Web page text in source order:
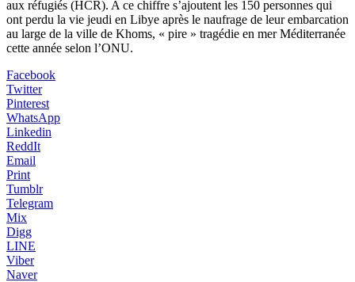
aux réfugiés (HCR). A ce chiffre s’ajoutent les 150 personnes qui
ont perdu la vie jeudi en Libye après le naufrage de leur embarcation
au large de la ville de Khoms, « pire » tragédie en mer Méditerranée
cette année selon l’ONU.
Facebook
Twitter
Pinterest
WhatsApp
Linkedin
ReddIt
Email
Print
Tumblr
Telegram
Mix
Digg
LINE
Viber
Naver